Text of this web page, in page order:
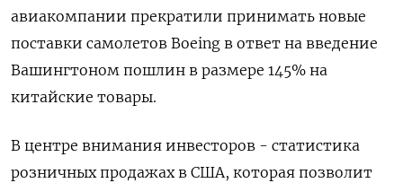
авиакомпании прекратили принимать новые
поставки самолетов Boeing в ответ на введение
Вашингтоном пошлин в размере 145% на
китайские товары.
В центре внимания инвесторов - статистика
розничных продажах в США, которая позволит